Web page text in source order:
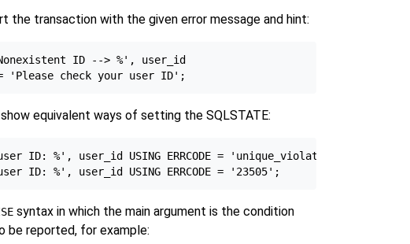
the transaction with the given error message and hint:
'Nonexistent ID --> %', user_id
equivalent ways of setting the SQLSTATE:
ID: %', user_id USING ERRCODE = 'unique_violation';
syntax in which the main argument is the condition
be reported, for example: